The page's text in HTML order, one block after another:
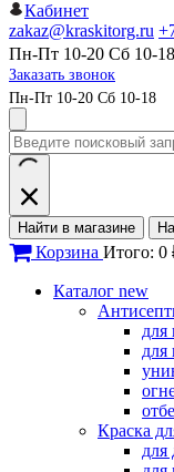
Кабинет
zakaz@kraskitorg.ru
Пн-Пт 10-20 Сб 10-18
Заказать звонок
Пн-Пт 10-20 Сб 10-18
Найти в магазине
Корзина Итого: 0
Каталог new
для
для
Краска
для